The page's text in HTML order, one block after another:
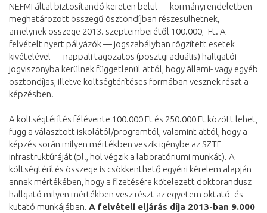
NEFMI által biztosítandó kereten belül — kormányrendeletben
meghatározott összegű ösztöndíjban részesülhetnek,
amelynek összege 2013. szeptemberétől 100.000,- Ft. A
felvételt nyert pályázók — jogszabályban rögzített esetek
kivételével — nappali tagozatos (posztgraduális) hallgatói
jogviszonyba kerülnek függetlenül attól, hogy állami- vagy egyéb
ösztöndíjas, illetve költségtérítéses formában vesznek részt a
képzésben.
A költségtérítés félévente 100.000 Ft és 250.000 Ft között lehet,
függ a választott iskolától/programtól, valamint attól, hogy a
képzés során milyen mértékben veszik igénybe az SZTE
infrastruktúráját (pl., hol végzik a laboratóriumi munkát). A
költségtérítés összege is csökkenthető egyéni kérelem alapján
annak mértékében, hogy a fizetésére kötelezett doktorandusz
hallgató milyen mértékben vesz részt az egyetem oktató- és
kutató munkájában. A felvételi eljárás díja 2013-ban 9.000